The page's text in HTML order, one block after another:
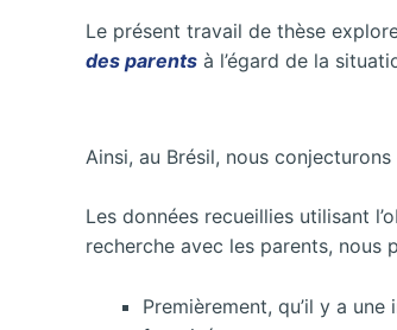
Le présent travail de thèse
des parents à l’égard de la
Ainsi, au Brésil, nous
Les données recueillies utilisant
recherche avec les parents, nous
Premièrement, qu’il y a